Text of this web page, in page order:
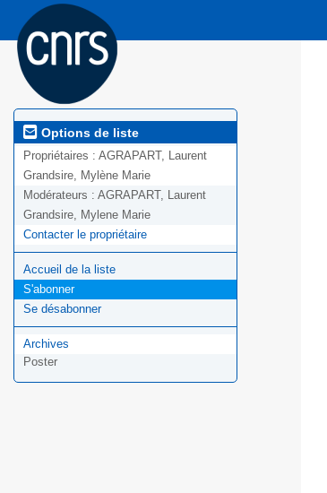
Options de liste
Propriétaires : AGRAPART, Laurent
Grandsire, Mylène Marie
Modérateurs : AGRAPART, Laurent
Grandsire, Mylene Marie
Contacter le propriétaire
Accueil de la liste
S'abonner
Se désabonner
Archives
Poster